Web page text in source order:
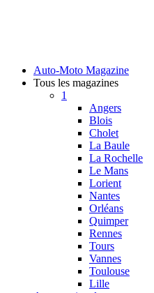
Auto-Moto Magazine
Tous les magazines
1
Angers
Blois
Cholet
La Baule
La Rochelle
Le Mans
Lorient
Nantes
Orléans
Quimper
Rennes
Tours
Vannes
Toulouse
Lille